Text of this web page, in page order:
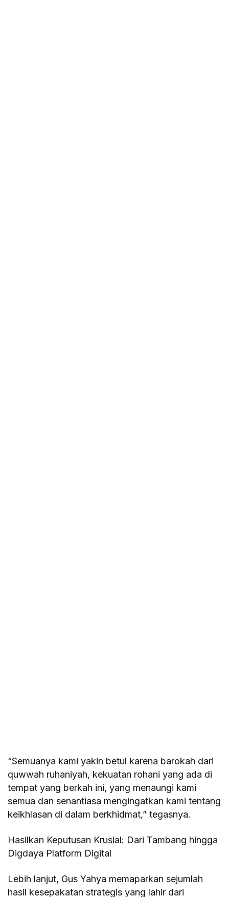
“Semuanya kami yakin betul karena barokah dari
quwwah ruhaniyah, kekuatan rohani yang ada di
tempat yang berkah ini, yang menaungi kami
semua dan senantiasa mengingatkan kami tentang
keikhlasan di dalam berkhidmat,” tegasnya.
Hasilkan Keputusan Krusial: Dari Tambang hingga
Digdaya Platform Digital
Lebih lanjut, Gus Yahya memaparkan sejumlah
hasil kesepakatan strategis yang lahir dari